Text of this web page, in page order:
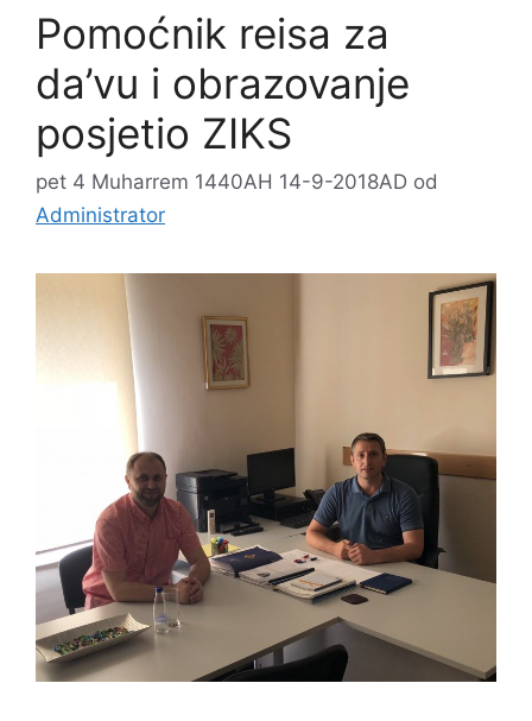
Pomoćnik reisa za
da’vu i obrazovanje
posjetio ZIKS
pet 4 Muharrem 1440AH 14-9-2018AD od
Administrator